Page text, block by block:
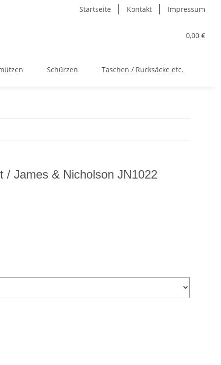
Startseite Kontakt Impressum
0,00 €
Schürzen Taschen / Rucksäcke etc.
/ James & Nicholson JN1022